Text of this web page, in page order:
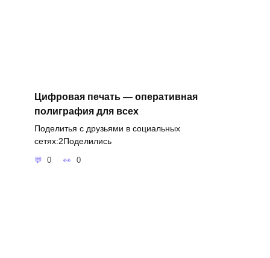
Цифровая печать — оперативная
полиграфия для всех
Поделитья с друзьями в социальных
сетях:2Поделились
0 0